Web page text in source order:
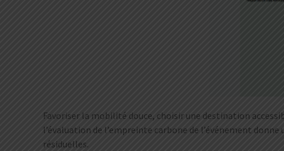
Favoriser la mobilité douce, choisir une destination
l’évaluation de l’empreinte carbone de l’événement
résiduelles.